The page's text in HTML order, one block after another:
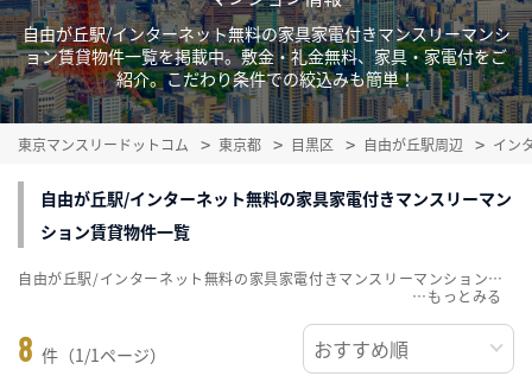
自由が丘駅/インターネット無料の家具家電付きマンスリーマンシ
ョン賃貸物件一覧を掲載中。敷金・礼金無料、家具・家電付をご
紹介。こだわり条件での絞込みも簡単！
東京マンスリードットコム 東京都 目黒区 自由が丘駅周辺 イン
自由が丘駅/インターネット無料の家具家電付きマンスリーマン
ション賃貸物件一覧
8 件（1/1ページ）
自由が丘駅/インターネット無料の家具家電付きマンスリーマンション賃貸物件一覧を掲載中。敷金・礼金無料、家具・家電付をご紹介。こだわり条件での絞込みも簡単！
…